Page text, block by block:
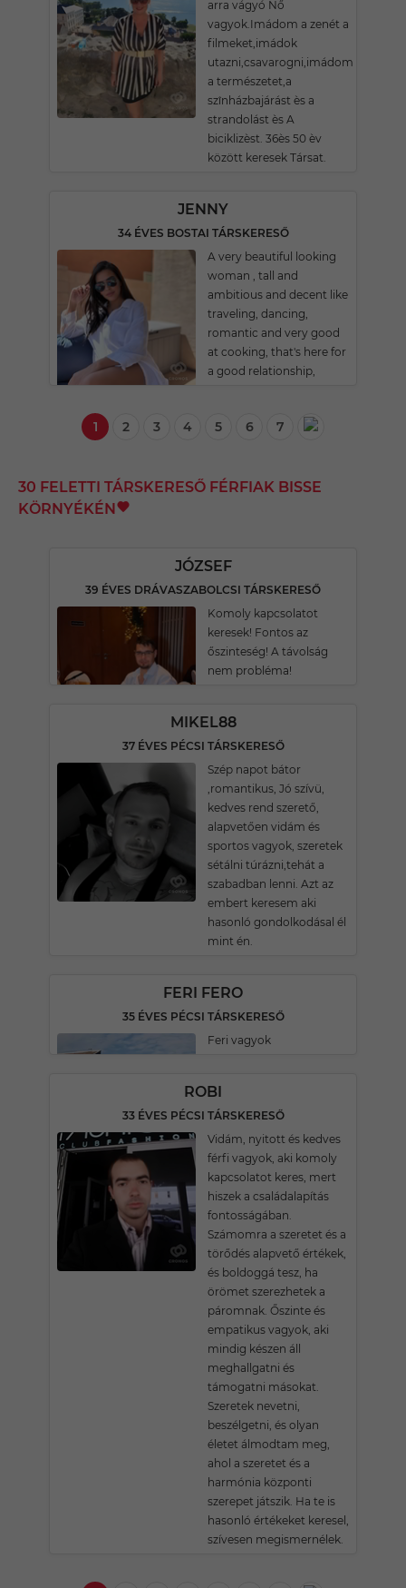
arra vágyó Nő
vagyok.Imádom a zenét a
filmeket,imádok
utazni,csavarogni,imádom
a természetet,a
szînházbajárást ès a
strandolást ès A
biciklizèst. 36ès 50 èv
között keresek Társat.
JENNY
34 ÉVES BOSTAI TÁRSKERESŐ
A very beautiful looking
woman , tall and
ambitious and decent like
traveling, dancing,
romantic and very good
at cooking, that's here for
a good relationship,
1 2 3 4 5 6 7
30 FELETTI TÁRSKERESŐ FÉRFIAK BISSE
KÖRNYÉKÉN
JÓZSEF
39 ÉVES DRÁVASZABOLCSI TÁRSKERESŐ
Komoly kapcsolatot
keresek! Fontos az
őszinteség! A távolság
nem probléma!
MIKEL88
37 ÉVES PÉCSI TÁRSKERESŐ
Szép napot bátor
,romantikus, Jó szívü,
kedves rend szerető,
alapvetően vidám és
sportos vagyok, szeretek
sétálni túrázni,tehát a
szabadban lenni. Azt az
embert keresem aki
hasonló gondolkodásal él
mint én.
FERI FERO
35 ÉVES PÉCSI TÁRSKERESŐ
Feri vagyok
ROBI
33 ÉVES PÉCSI TÁRSKERESŐ
Vidám, nyitott és kedves
férfi vagyok, aki komoly
kapcsolatot keres, mert
hiszek a családalapítás
fontosságában.
Számomra a szeretet és a
törődés alapvető értékek,
és boldoggá tesz, ha
örömet szerezhetek a
páromnak. Őszinte és
empatikus vagyok, aki
mindig készen áll
meghallgatni és
támogatni másokat.
Szeretek nevetni,
beszélgetni, és olyan
életet álmodtam meg,
ahol a szeretet és a
harmónia központi
szerepet játszik. Ha te is
hasonló értékeket keresel,
szívesen megismernélek.